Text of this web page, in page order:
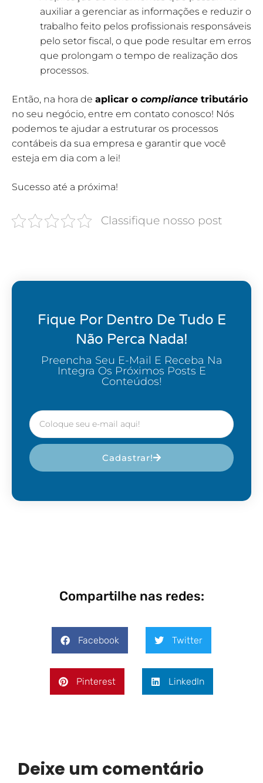
auxiliar a gerenciar as informações e reduzir o
trabalho feito pelos profissionais responsáveis
pelo setor fiscal, o que pode resultar em erros
que prolongam o tempo de realização dos
processos.
Então, na hora de aplicar o compliance tributário
no seu negócio, entre em contato conosco! Nós
podemos te ajudar a estruturar os processos
contábeis da sua empresa e garantir que você
esteja em dia com a lei!
Sucesso até a próxima!
Classifique nosso post
Fique Por Dentro De Tudo E
Não Perca Nada!
Preencha Seu E-Mail E Receba Na
Integra Os Próximos Posts E
Conteúdos!
Cadastrar!
Compartilhe nas redes:
Facebook Twitter
Pinterest LinkedIn
Deixe um comentário